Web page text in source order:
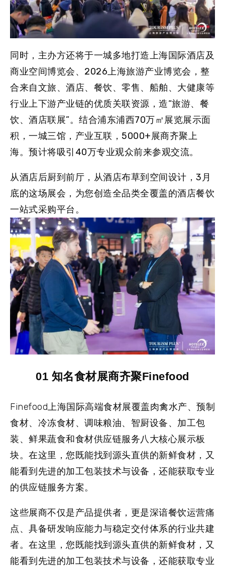
同时，主办方还将于一城多地打造上海国际酒店及
商业空间博览会、2026上海旅游产业博览会，整
合来自文旅、酒店、餐饮、零售、船舶、大健康等
行业上下游产业链的优质关联资源，造“旅游、餐
饮、酒店联展”。结合浦东浦西70万㎡展览展示面
积，一城三馆，产业互联，5000+展商齐聚上
海。预计将吸引40万专业观众前来参观交流。
从酒店后厨到前厅，从酒店布草到空间设计，3月
底的这场展会，为您创造全品类全覆盖的酒店餐饮
一站式采购平台。
01 知名食材展商齐聚Finefood
Finefood上海国际高端食材展覆盖肉禽水产、预制
食材、冷冻食材、调味粮油、智厨设备、加工包
装、鲜果蔬食和食材供应链服务八大核心展示板
块。在这里，您既能找到源头直供的新鲜食材，又
能看到先进的加工包装技术与设备，还能获取专业
的供应链服务方案。
这些展商不仅是产品提供者，更是深谙餐饮运营痛
点、具备研发响应能力与稳定交付体系的行业共建
者。在这里，您既能找到源头直供的新鲜食材，又
能看到先进的加工包装技术与设备，还能获取专业